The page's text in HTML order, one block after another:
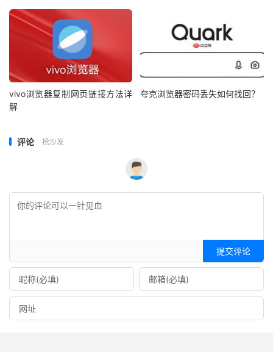
vivo浏览器复制网页链接方法详
解
夸克浏览器密码丢失如何找回？
评论 抢沙发
提交评论